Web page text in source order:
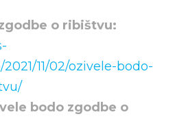
o ribištvu:
11/02/ozivele-bodo-
bodo zgodbe o